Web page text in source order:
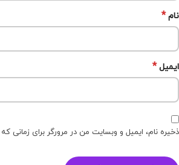
نام*
ایمیل*
ذخیره نام، ایمیل و وبسایت من در مرورگر برای زمانی